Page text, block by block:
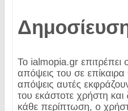
Το ialmopia.gr επιτρέπει
απόψεις του σε επίκαιρα
απόψεις αυτές
του εκάστοτε χρήστη
κάθε περίπτωση, ο